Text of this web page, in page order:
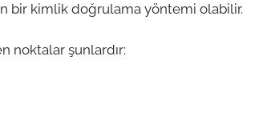
bir kimlik doğrulama yöntemi olabilir.
noktalar şunlardır: